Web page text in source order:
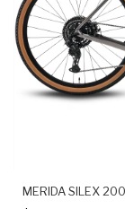
MERIDA SILEX